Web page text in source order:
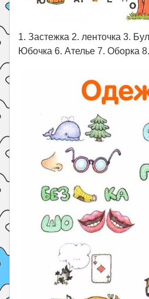
1. Застежка 2. ленточка 3.
Юбочка 6. Ателье 7. Оборка